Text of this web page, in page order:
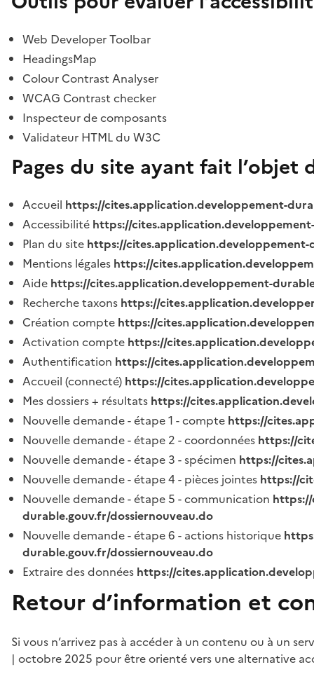
Web Developer Toolbar
HeadingsMap
Colour Contrast Analyser
WCAG Contrast checker
Inspecteur de composants
Validateur HTML du W3C
Pages du site ayant fait
Accueil https://cites.application.developpement-
Accessibilité https://
Plan du site https://
Mentions légales https://
Aide https://cites.application.developpement-
Recherche taxons https://
Création compte https://
Activation compte https://
Authentification https://
Accueil (connecté) https://
Mes dossiers + résultats https://
Nouvelle demande - étape 1 - compte https://
Nouvelle demande - étape 2 - coordonnées https://
Nouvelle demande - étape 3 - spécimen https://
Nouvelle demande - étape 4 - pièces jointes https://
Nouvelle demande - étape 5 - communication
durable.gouv.fr/dossiernouveau.do
Nouvelle demande - étape 6 - actions historique
durable.gouv.fr/dossiernouveau.do
Extraire des données https://
Retour d’information et
Si vous n’arrivez pas à accéder à un contenu ou à un
| octobre 2025 pour être orienté vers une alternative